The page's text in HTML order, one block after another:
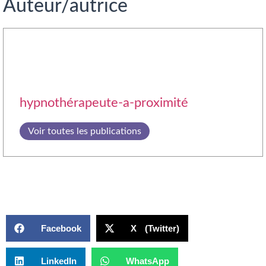
Auteur/autrice
hypnothérapeute-a-proximité
Voir toutes les publications
Facebook X (Twitter)
LinkedIn WhatsApp